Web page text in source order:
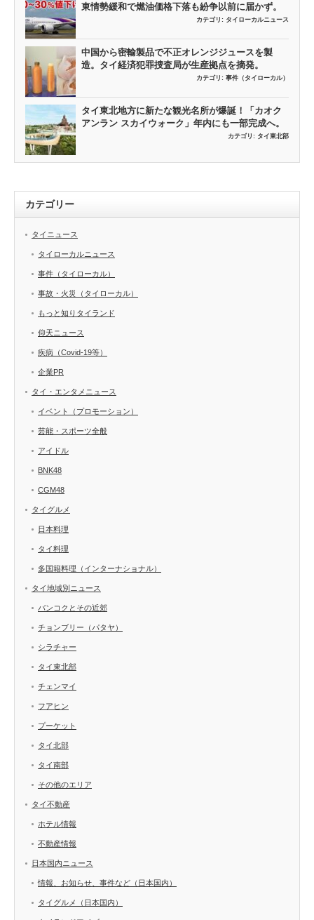
東情勢緩和で燃油価格下落も紛争以前に届かず。
カテゴリ: タイローカルニュース
中国から密輸製品で不正オレンジジュースを製
造。タイ経済犯罪捜査局が生産拠点を摘発。
カテゴリ: 事件（タイローカル）
タイ東北地方に新たな観光名所が爆誕！「カオク
アンラン スカイウォーク」年内にも一部完成へ。
カテゴリ: タイ東北部
カテゴリー
タイニュース
タイローカルニュース
事件（タイローカル）
事故・火災（タイローカル）
もっと知りタイランド
仰天ニュース
疾病（Covid-19等）
企業PR
タイ・エンタメニュース
イベント（プロモーション）
芸能・スポーツ全般
アイドル
BNK48
CGM48
タイグルメ
日本料理
タイ料理
多国籍料理（インターナショナル）
タイ地域別ニュース
バンコクとその近郊
チョンブリー（パタヤ）
シラチャー
タイ東北部
チェンマイ
フアヒン
プーケット
タイ北部
タイ南部
その他のエリア
タイ不動産
ホテル情報
不動産情報
日本国内ニュース
情報、お知らせ、事件など（日本国内）
タイグルメ（日本国内）